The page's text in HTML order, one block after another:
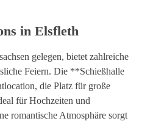
in Elsfleth
gelegen, bietet zahlreiche
Feiern. Die **Schießhalle
die Platz für große
für Hochzeiten und
romantische Atmosphäre sorgt